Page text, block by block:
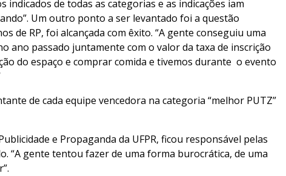
indicados de todas as categorias e as indicações iam
Um outro ponto a ser levantado foi a questão
de RP, foi alcançada com êxito. “A gente conseguiu uma
ano passado juntamente com o valor da taxa de inscrição
do espaço e comprar comida e tivemos durante o evento
de cada equipe vencedora na categoria “melhor PUTZ”
e Propaganda da UFPR, ficou responsável pelas
“A gente tentou fazer de uma forma burocrática, de uma